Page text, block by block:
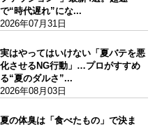
で“時代遅れ”にな...
2026年07月31日
実はやってはいけない「夏バテを悪
化させるNG行動」…プロがすすめ
る“夏のダルさ”...
2026年08月03日
夏の体臭は「食べたもの」で決ま